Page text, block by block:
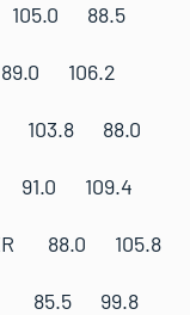
105.0 88.5
89.0 106.2
103.8 88.0
91.0 109.4
88.0 105.8
85.5 99.8